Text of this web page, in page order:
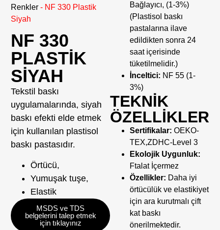
Renkler - NF 330 Plastik
Siyah
NF 330
PLASTIK
SIYAH
Tekstil baskı
uygulamalarında, siyah
baskı efekti elde etmek
için kullanılan plastisol
baskı pastasıdır.
Örtücü,
Yumuşak tuşe,
Elastik
MSDS ve TDS
belgelerini talep etmek
için tıklayınız
Bağlayıcı, (1-3%)
(Plastisol baskı
pastalarına ilave
edildikten sonra 24
saat içerisinde
tüketilmelidir.)
İnceltici: NF 55 (1-
3%)
TEKNİK
ÖZELLİKLER
Sertifikalar: OEKO-
TEX,ZDHC-Level 3
Ekolojik Uygunluk:
Ftalat İçermez
Özellikler: Daha iyi
örtücülük ve elastikiyet
için ara kurutmalı çift
kat baskı
önerilmektedir.